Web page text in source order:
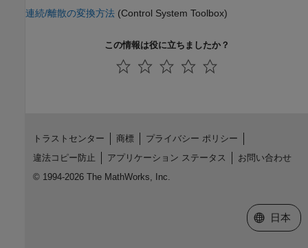
連続/離散の変換方法 (Control System Toolbox)
この情報は役に立ちましたか？
トラストセンター 商標
プライバシー ポリシー
違法コピー防止
アプリケーション ステータス
お問い合わせ
© 1994-2026 The MathWorks, Inc.
Web サイ
日本